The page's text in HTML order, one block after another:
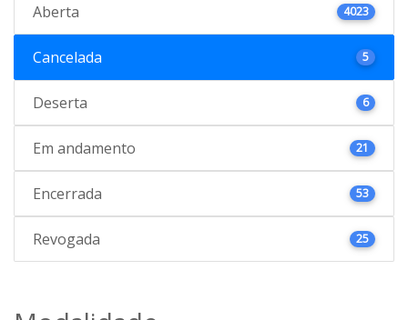
Aberta 4023
Cancelada 5
Deserta 6
Em andamento 21
Encerrada 53
Revogada 25